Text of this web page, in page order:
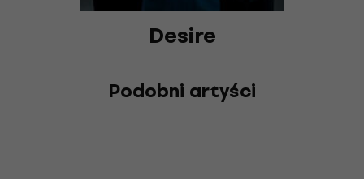
Desire
Podobni artyści